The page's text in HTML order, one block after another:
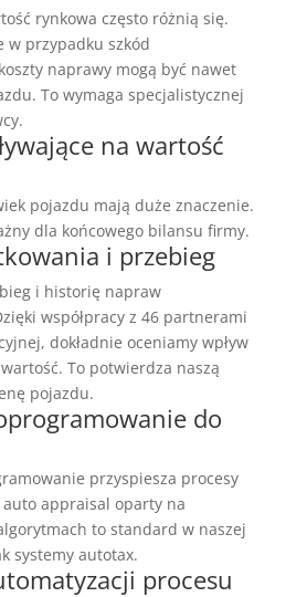
rynkowa często różnią się.
w przypadku szkód
naprawy mogą być nawet
To wymaga specjalistycznej
na wartość
pojazdu mają duże znaczenie.
dla końcowego bilansu firmy.
i przebieg
i historię napraw
współpracy z 46 partnerami
dokładnie oceniamy wpływ
To potwierdza naszą
pojazdu.
do
przyspiesza procesy
appraisal oparty na
to standard w naszej
systemy autotax.
procesu